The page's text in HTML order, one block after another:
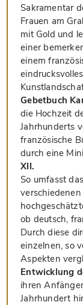
Sakramentar
Frauen am
mit Gold und
einer
einem
Gebetbuch
die Hochzeit
Jahrhunderts
französische
durch eine
XII.
So umfasst
ob deutsch,
Durch diese
einzelnen, so
Aspekten
Entwicklung
ihren
Jahrhundert